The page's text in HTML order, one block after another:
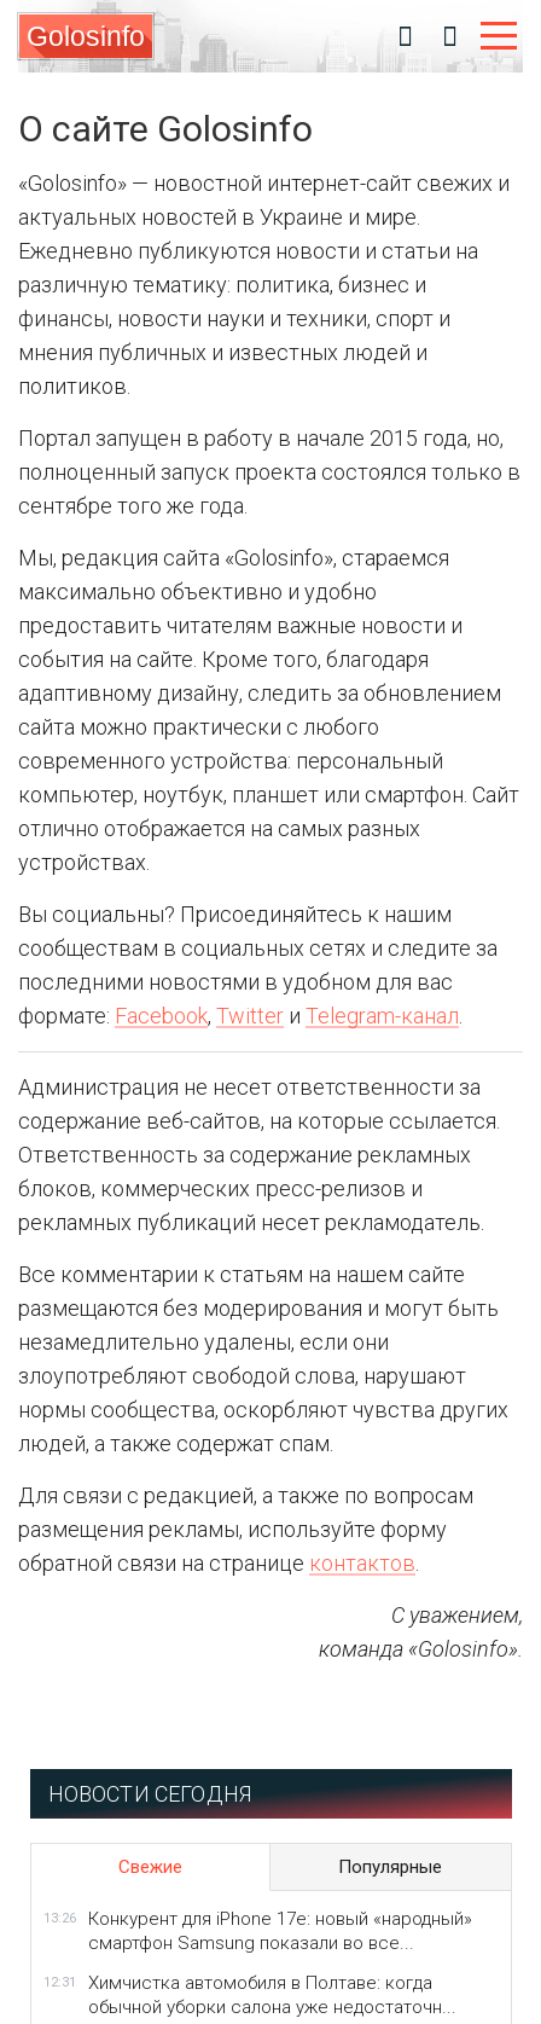
Golosinfo
О сайте Golosinfo
«Golosinfo» — новостной интернет-сайт свежих и
актуальных новостей в Украине и мире.
Ежедневно публикуются новости и статьи на
различную тематику: политика, бизнес и
финансы, новости науки и техники, спорт и
мнения публичных и известных людей и
политиков.
Портал запущен в работу в начале 2015 года, но,
полноценный запуск проекта состоялся только в
сентябре того же года.
Мы, редакция сайта «Golosinfo», стараемся
максимально объективно и удобно
предоставить читателям важные новости и
события на сайте. Кроме того, благодаря
адаптивному дизайну, следить за обновлением
сайта можно практически с любого
современного устройства: персональный
компьютер, ноутбук, планшет или смартфон. Сайт
отлично отображается на самых разных
устройствах.
Вы социальны? Присоединяйтесь к нашим
сообществам в социальных сетях и следите за
последними новостями в удобном для вас
формате: Facebook, Twitter и Telegram-канал
Администрация не несет ответственности за
содержание веб-сайтов, на которые ссылается.
Ответственность за содержание рекламных
блоков, коммерческих пресс-релизов и
рекламных публикаций несет рекламодатель.
Все комментарии к статьям на нашем сайте
размещаются без модерирования и могут быть
незамедлительно удалены, если они
злоупотребляют свободой слова, нарушают
нормы сообщества, оскорбляют чувства других
людей, а также содержат спам.
Для связи с редакцией, а также по вопросам
размещения рекламы, используйте форму
обратной связи на странице контактов
С уважением,
команда «Golosinfo».
НОВОСТИ СЕГОДНЯ
Свежие Популярные
13:26
Конкурент для iPhone 17e: новый «народный»
смартфон Samsung показали во все...
12:31
Химчистка автомобиля в Полтаве: когда
обычной уборки салона уже недостаточн...